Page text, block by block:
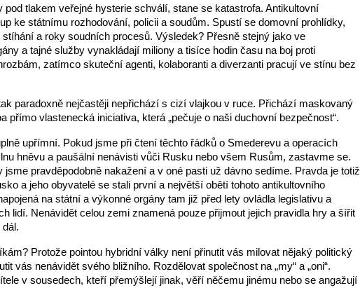
pod tlakem veřejné hysterie schválí, stane se katastrofa. Antikultovní
ke státnímu rozhodování, policii a soudům. Spustí se domovní prohlídky,
a roky soudních procesů. Výsledek? Přesně stejný jako ve
a tajné služby vynakládají miliony a tisíce hodin času na boj proti
zatímco skuteční agenti, kolaboranti a diverzanti pracují ve stínu bez
paradoxně nejčastěji nepřichází s cizí vlajkou v ruce. Přichází maskovaný
přímo vlastenecká iniciativa, která „pečuje o naši duchovní bezpečnost“.
upřímní. Pokud jsme při čtení těchto řádků o Smederevu a operacích
hněvu a paušální nenávisti vůči Rusku nebo všem Rusům, zastavme se.
jsme pravděpodobně nakažení a v oné pasti už dávno sedíme. Pravda je totiž
a jeho obyvatelé se stali první a největší obětí tohoto antikultovního
na státní a výkonné orgány tam již před lety ovládla legislativu a
lidí. Nenávidět celou zemi znamená pouze přijmout jejich pravidla hry a šířit
Protože pointou hybridní války není přinutit vás milovat nějaký politický
vás nenávidět svého bližního. Rozdělovat společnost na „my“ a „oni“.
v sousedech, kteří přemýšlejí jinak, věří něčemu jinému nebo se angažují